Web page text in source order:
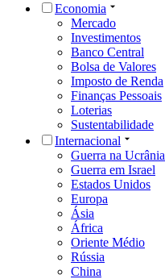
Economia
Mercado
Investimentos
Banco Central
Bolsa de Valores
Imposto de Renda
Finanças Pessoais
Loterias
Sustentabilidade
Internacional
Guerra na Ucrânia
Guerra em Israel
Estados Unidos
Europa
Ásia
África
Oriente Médio
Rússia
China